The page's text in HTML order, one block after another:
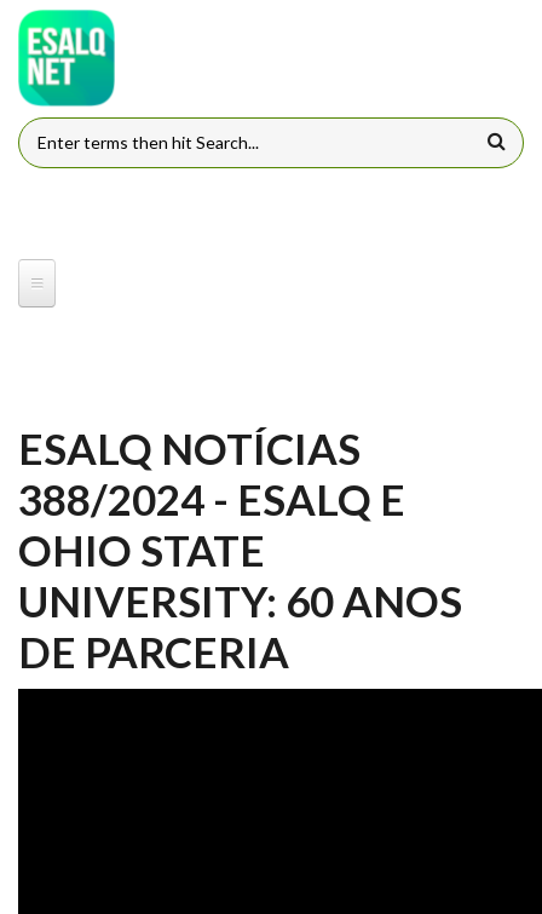
Pular para o conteúdo principal
FORMULÁRIO DE BUSCA
ESALQ NOTÍCIAS
388/2024 - ESALQ E
OHIO STATE
UNIVERSITY: 60 ANOS
DE PARCERIA